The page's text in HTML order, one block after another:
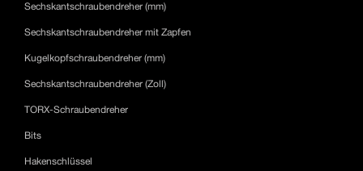
Sechskantschraubendreher (mm)
Sechskantschraubendreher mit Zapfen
Kugelkopfschraubendreher (mm)
Sechskantschraubendreher (Zoll)
TORX-Schraubendreher
Bits
Hakenschlüssel